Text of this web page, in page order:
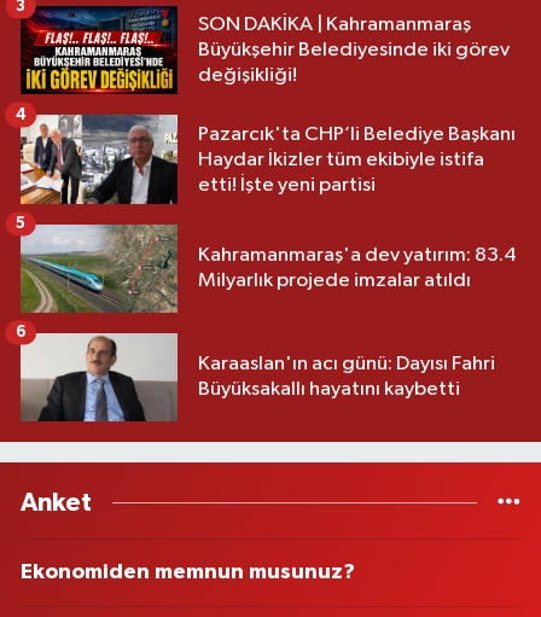
SON DAKİKA | Kahramanmaraş
Büyükşehir Belediyesinde iki görev
değişikliği!
3
Pazarcık'ta CHP’li Belediye Başkanı
Haydar İkizler tüm ekibiyle istifa
etti! İşte yeni partisi
4
Kahramanmaraş'a dev yatırım: 83.4
Milyarlık projede imzalar atıldı
5
Karaaslan'ın acı günü: Dayısı Fahri
Büyüksakallı hayatını kaybetti
6
Anket
Ekonomiden memnun musunuz?